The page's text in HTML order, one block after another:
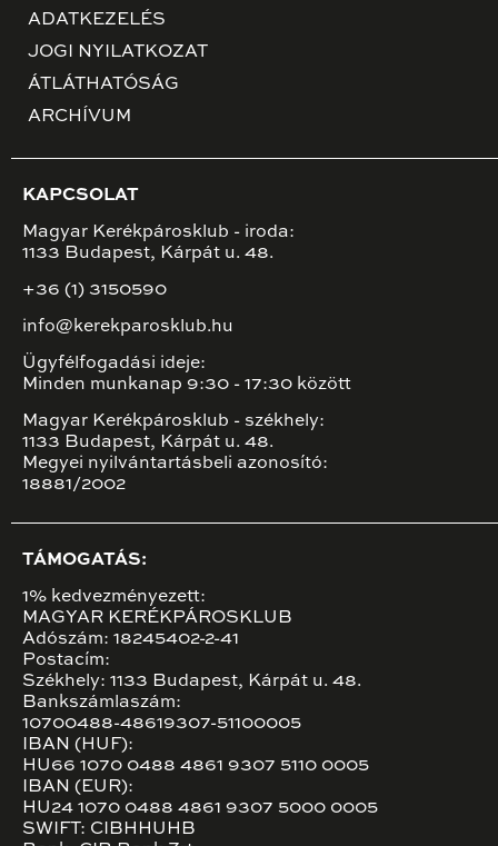
ADATKEZELÉS
JOGI NYILATKOZAT
ÁTLÁTHATÓSÁG
ARCHÍVUM
KAPCSOLAT
Magyar Kerékpárosklub - iroda:
1133 Budapest, Kárpát u. 48.
+36 (1) 3150590
info@kerekparosklub.hu
Ügyfélfogadási ideje:
Minden munkanap 9:30 - 17:30 között
Magyar Kerékpárosklub - székhely:
1133 Budapest, Kárpát u. 48.
Megyei nyilvántartásbeli azonosító:
18881/2002
TÁMOGATÁS:
1% kedvezményezett:
MAGYAR KERÉKPÁROSKLUB
Adószám: 18245402-2-41
Postacím:
Székhely: 1133 Budapest, Kárpát u. 48.
Bankszámlaszám:
10700488-48619307-51100005
IBAN (HUF):
HU66 1070 0488 4861 9307 5110 0005
IBAN (EUR):
HU24 1070 0488 4861 9307 5000 0005
SWIFT: CIBHHUHB